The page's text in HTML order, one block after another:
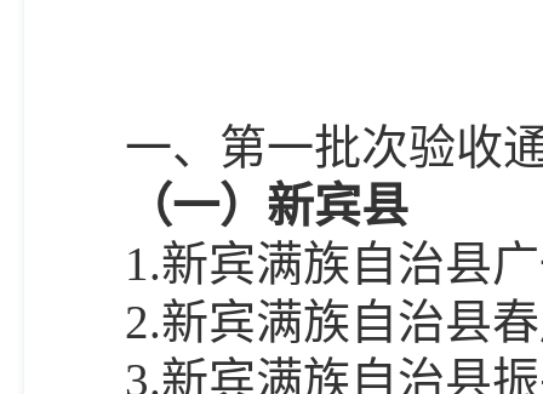
一、第一批次验收
（一）新宾县
1.新宾满族自治县
2.新宾满族自治县
3.新宾满族自治县